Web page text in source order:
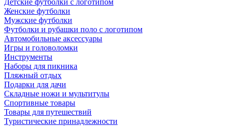
Детские футболки с логотипом
Женские футболки
Мужские футболки
Футболки и рубашки поло с логотипом
Автомобильные аксессуары
Игры и головоломки
Инструменты
Наборы для пикника
Пляжный отдых
Подарки для дачи
Складные ножи и мультитулы
Спортивные товары
Товары для путешествий
Туристические принадлежности